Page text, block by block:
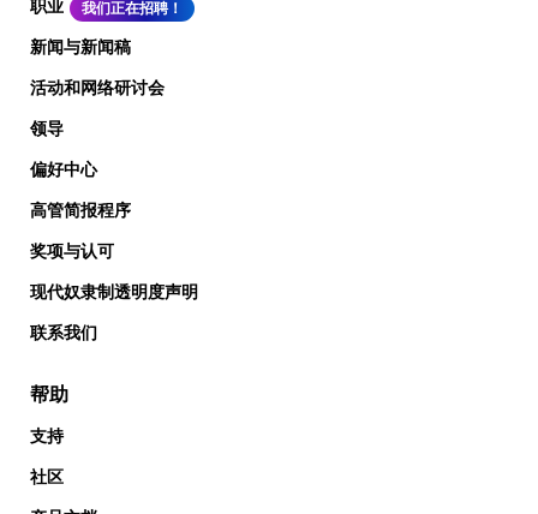
职业
我们正在招聘！
新闻与新闻稿
活动和网络研讨会
领导
偏好中心
高管简报程序
奖项与认可
现代奴隶制透明度声明
联系我们
帮助
支持
社区